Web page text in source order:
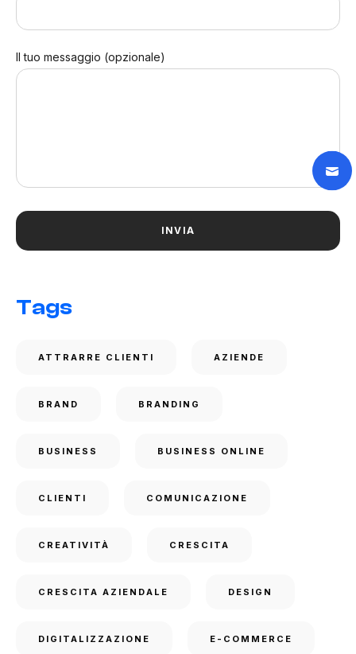
Il tuo messaggio (opzionale)
Tags
ATTRARRE CLIENTI AZIENDE
BRAND BRANDING
BUSINESS BUSINESS ONLINE
CLIENTI COMUNICAZIONE
CREATIVITÀ CRESCITA
CRESCITA AZIENDALE DESIGN
DIGITALIZZAZIONE E-COMMERCE